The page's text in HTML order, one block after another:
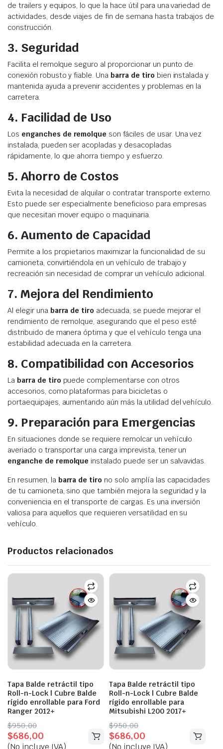
de trailers y equipos, lo que la hace útil para una variedad de
actividades, desde viajes de fin de semana hasta trabajos de
construcción.
3. Seguridad
Facilita el remolque seguro al proporcionar un punto de
conexión robusto y fiable. Unabarra de tiro bien instalada y
mantenida ayuda a prevenir accidentes y problemas en la
carretera.
4. Facilidad de Uso
Los enganches de remolque son fáciles de usar. Una vez
instalada, pueden ser acopladas y desacopladas
rápidamente, lo que ahorra tiempo y esfuerzo.
5. Ahorro de Costos
Evita la necesidad de alquilar o contratar transporte externo.
Esto puede ser especialmente beneficioso para empresas
que necesitan mover equipo o maquinaria.
6. Aumento de Capacidad
Permite a los propietarios maximizar la funcionalidad de su
camioneta, convirtiéndola en un vehículo de trabajo y
recreación sin necesidad de comprar un vehículo adicional.
7. Mejora del Rendimiento
Al elegir una barra de tiro adecuada, se puede mejorar el
rendimiento de remolque, asegurando que el peso esté
distribuido de manera óptima y que el vehículo tenga una
estabilidad adecuada en la carretera.
8. Compatibilidad con Accesorios
La barra de tiro puede complementarse con otros
accesorios, como plataformas para bicicletas o
portaequipajes, aumentando aún más la utilidad del vehículo.
9. Preparación para Emergencias
En situaciones donde se requiere remolcar un vehículo
averiado o transportar una carga imprevista, tener un
enganche de remolque instalado puede ser un salvavidas.
En resumen, la barra de tiro no solo amplía las capacidades
de tu camioneta, sino que también mejora la seguridad y la
conveniencia en el transporte de cargas. Es una inversión
valiosa para aquellos que requieren versatilidad en su
vehículo.
Productos relacionados
Tapa Balde retráctil tipo
Roll-n-Lock | Cubre Balde
rígido enrollable para Ford
Ranger 2012+
$950,00
Original
price
$686,00
Current
price
(No incluye IVA)
Tapa Balde retráctil tipo
Roll-n-Lock | Cubre Balde
rígido enrollable para
Mitsubishi L200 2017+
$950,00
Original
price
$686,00
Current
price
(No incluye IVA)